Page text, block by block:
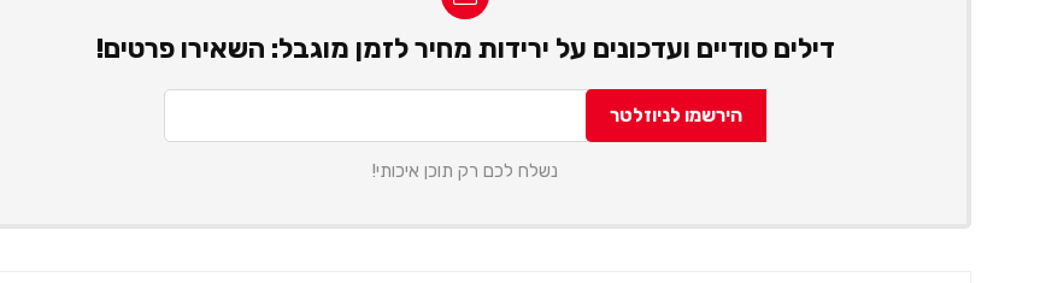
דילים סודיים ועדכונים על ירידות מחיר לזמן מוגבל: השאירו פרטים!
נשלח לכם רק תוכן איכותי!